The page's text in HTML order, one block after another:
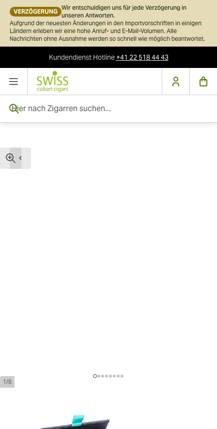
VERZÖGERUNG
Wir entschuldigen uns für jede Verzögerung in
unseren Antworten.
Aufgrund der neuesten Änderungen in den Importvorschriften in einigen
Ländern erleben wir eine hohe Anruf- und E-Mail-Volumen. Alle
Nachrichten ohne Ausnahme werden so schnell wie möglich beantwortet.
KundendienstHotline+41 22 518 44 43
Skip to Content
1/8
Montego Sereno Robustio